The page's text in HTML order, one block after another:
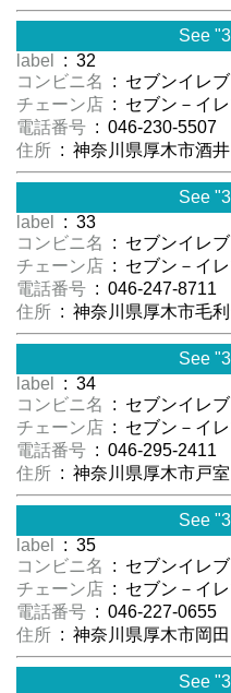
See
label
: 32
コンビニ名
: セブンイレ
チェーン店 : セブン－イ
電話番号 : 046-230-5507
住所 : 神奈川県厚木市酒井
See
label
: 33
コンビニ名
: セブンイレ
チェーン店 : セブン－イ
電話番号 : 046-247-8711
住所 : 神奈川県厚木市毛利
See
label
: 34
コンビニ名
: セブンイレ
チェーン店 : セブン－イ
電話番号 : 046-295-2411
住所 : 神奈川県厚木市戸室
See
label
: 35
コンビニ名
: セブンイレ
チェーン店 : セブン－イ
電話番号 : 046-227-0655
住所 : 神奈川県厚木市岡田
See